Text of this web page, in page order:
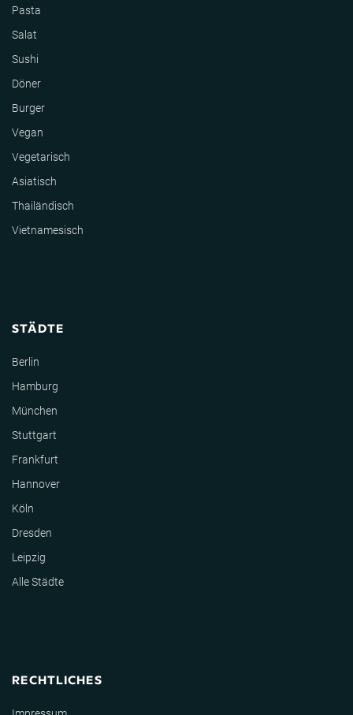
Pasta
Salat
Sushi
Döner
Burger
Vegan
Vegetarisch
Asiatisch
Thailändisch
Vietnamesisch
STÄDTE
Berlin
Hamburg
München
Stuttgart
Frankfurt
Hannover
Köln
Dresden
Leipzig
Alle Städte
RECHTLICHES